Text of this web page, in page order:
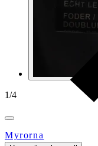
1/4
Myrorna